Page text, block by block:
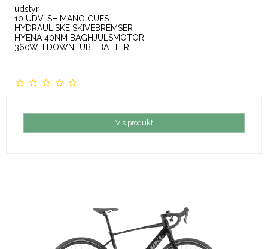
udstyr
10 UDV. SHIMANO CUES
HYDRAULISKE SKIVEBREMSER
HYENA 40NM BAGHJULSMOTOR
360WH DOWNTUBE BATTERI
Vis produkt